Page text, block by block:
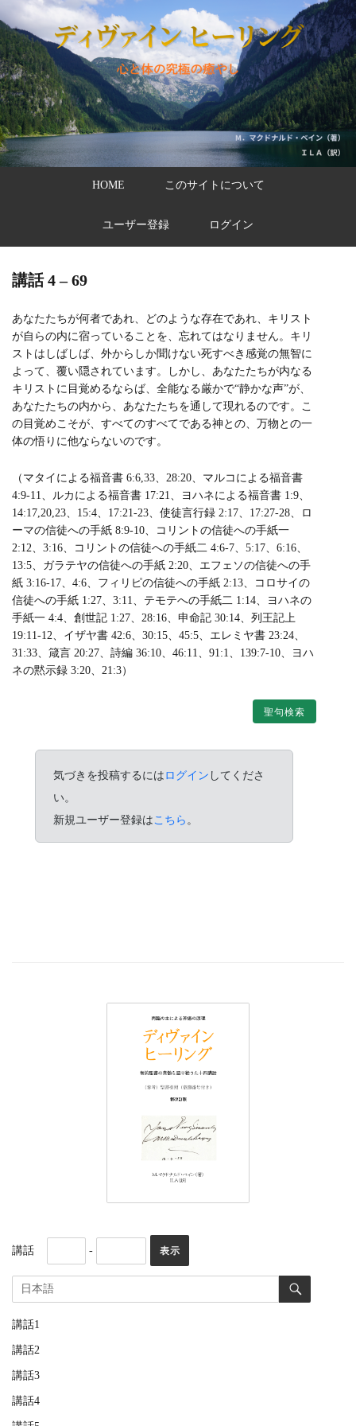
HOME このサイトについて
ユーザー登録 ログイン
講話 4 – 69
あなたたちが何者であれ、どのような存在であれ、キリスト
が自らの内に宿っていることを、忘れてはなりません。キリ
ストはしばしば、外からしか聞けない死すべき感覚の無智に
よって、覆い隠されています。しかし、あなたたちが内なる
キリストに目覚めるならば、全能なる厳かで“静かな声”が、
あなたたちの内から、あなたたちを通して現れるのです。こ
の目覚めこそが、すべてのすべてである神との、万物との一
体の悟りに他ならないのです。
（マタイによる福音書 6:6,33、28:20、マルコによる福音書
4:9-11、ルカによる福音書 17:21、ヨハネによる福音書 1:9、
14:17,20,23、15:4、17:21-23、使徒言行録 2:17、17:27-28、ロ
ーマの信徒への手紙 8:9-10、コリントの信徒への手紙一
2:12、3:16、コリントの信徒への手紙二 4:6-7、5:17、6:16、
13:5、ガラテヤの信徒への手紙 2:20、エフェソの信徒への手
紙 3:16-17、4:6、フィリピの信徒への手紙 2:13、コロサイの
信徒への手紙 1:27、3:11、テモテへの手紙二 1:14、ヨハネの
手紙一 4:4、創世記 1:27、28:16、申命記 30:14、列王記上
19:11-12、イザヤ書 42:6、30:15、45:5、エレミヤ書 23:24、
31:33、箴言 20:27、詩編 36:10、46:11、91:1、139:7-10、ヨハ
ネの黙示録 3:20、21:3）
聖句検索
気づきを投稿するにはログイン してくださ
い。
新規ユーザー登録はこちら 。
講話 -
講話1
講話2
講話3
講話4